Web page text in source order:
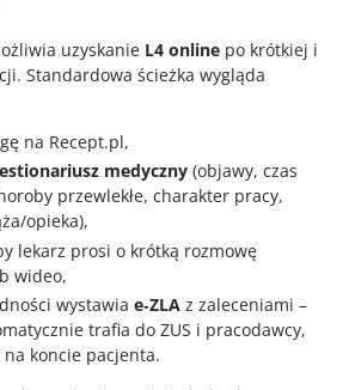
uzyskanie L4 online po krótkiej i
Standardowa ścieżka wygląda
na Recept.pl,
medyczny (objawy, czas
przewlekłe, charakter pracy,
opieka),
lekarz prosi o krótką rozmowę
wideo,
wystawia e‑ZLA z zaleceniami –
trafia do ZUS i pracodawcy,
koncie pacjenta.